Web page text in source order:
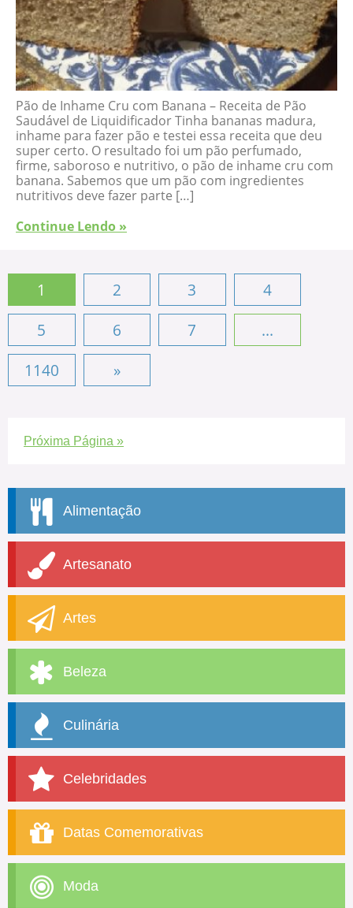
Pão de Inhame Cru com Banana – Receita de Pão
Saudável de Liquidificador Tinha bananas madura,
inhame para fazer pão e testei essa receita que deu
super certo. O resultado foi um pão perfumado,
firme, saboroso e nutritivo, o pão de inhame cru com
banana. Sabemos que um pão com ingredientes
nutritivos deve fazer parte […]
Continue Lendo »
1 2 3
4
5
6 7
...
1140
»
Próxima Página »
Alimentação
Artesanato
Artes
Beleza
Culinária
Celebridades
Datas Comemorativas
Moda